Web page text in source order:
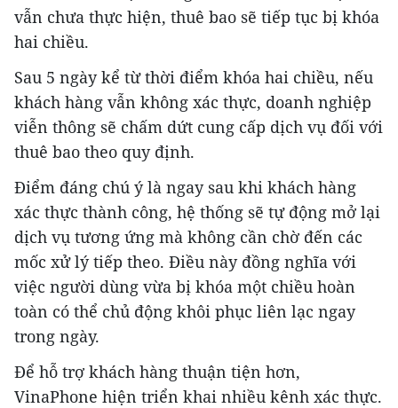
vẫn chưa thực hiện, thuê bao sẽ tiếp tục bị khóa
hai chiều.
Sau 5 ngày kể từ thời điểm khóa hai chiều, nếu
khách hàng vẫn không xác thực, doanh nghiệp
viễn thông sẽ chấm dứt cung cấp dịch vụ đối với
thuê bao theo quy định.
Điểm đáng chú ý là ngay sau khi khách hàng
xác thực thành công, hệ thống sẽ tự động mở lại
dịch vụ tương ứng mà không cần chờ đến các
mốc xử lý tiếp theo. Điều này đồng nghĩa với
việc người dùng vừa bị khóa một chiều hoàn
toàn có thể chủ động khôi phục liên lạc ngay
trong ngày.
Để hỗ trợ khách hàng thuận tiện hơn,
VinaPhone hiện triển khai nhiều kênh xác thực.